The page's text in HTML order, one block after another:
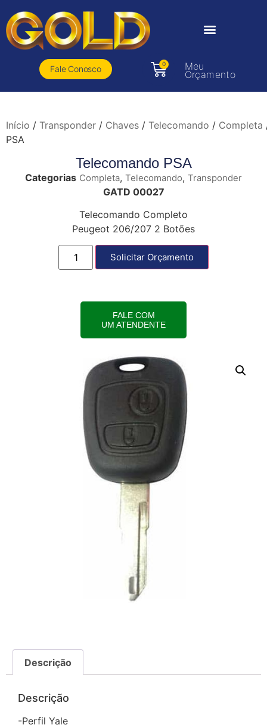
Fale Conosco
0 Meu
Orçamento
Início / Transponder / Chaves / Telecomando / Completa
PSA
Telecomando PSA
Categorias Completa, Telecomando, Transponder
GATD 00027
Telecomando Completo
Peugeot 206/207 2 Botões
Solicitar Orçamento
FALE COM
UM ATENDENTE
Descrição
Descrição
-Perfil Yale